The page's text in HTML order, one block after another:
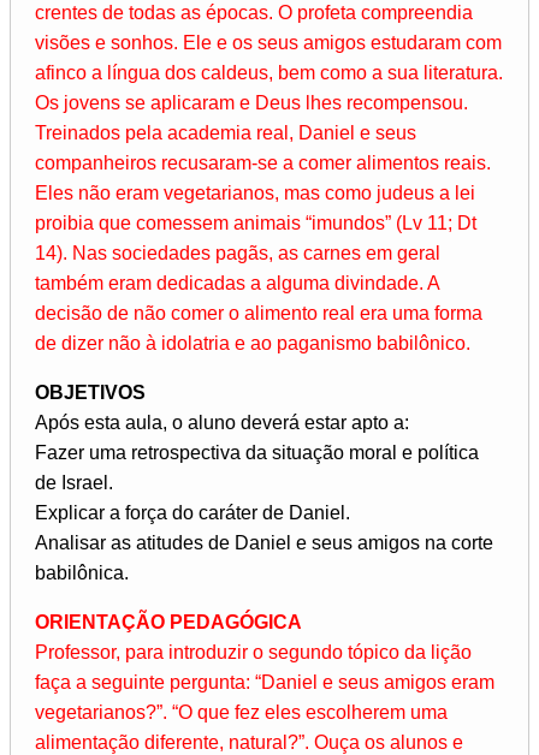
crentes de todas as épocas. O profeta compreendia
visões e sonhos. Ele e os seus amigos estudaram com
afinco a língua dos caldeus, bem como a sua literatura.
Os jovens se aplicaram e Deus lhes recompensou.
Treinados pela academia real, Daniel e seus
companheiros recusaram-se a comer alimentos reais.
Eles não eram vegetarianos, mas como judeus a lei
proibia que comessem animais “imundos” (Lv 11; Dt
14). Nas sociedades pagãs, as carnes em geral
também eram dedicadas a alguma divindade. A
decisão de não comer o alimento real era uma forma
de dizer não à idolatria e ao paganismo babilônico.
OBJETIVOS
Após esta aula, o aluno deverá estar apto a:
Fazer uma retrospectiva da situação moral e política
de Israel.
Explicar a força do caráter de Daniel.
Analisar as atitudes de Daniel e seus amigos na corte
babilônica.
ORIENTAÇÃO PEDAGÓGICA
Professor, para introduzir o segundo tópico da lição
faça a seguinte pergunta: “Daniel e seus amigos eram
vegetarianos?”. “O que fez eles escolherem uma
alimentação diferente, natural?”. Ouça os alunos e